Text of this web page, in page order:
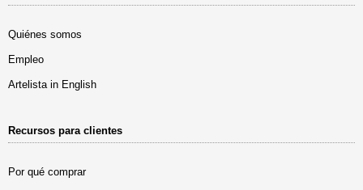
Quiénes somos
Empleo
Artelista in English
Recursos para clientes
Por qué comprar